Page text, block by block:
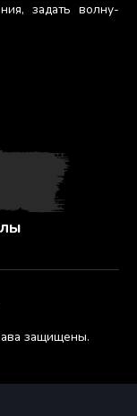
за­дать вол­ну­
защищены.